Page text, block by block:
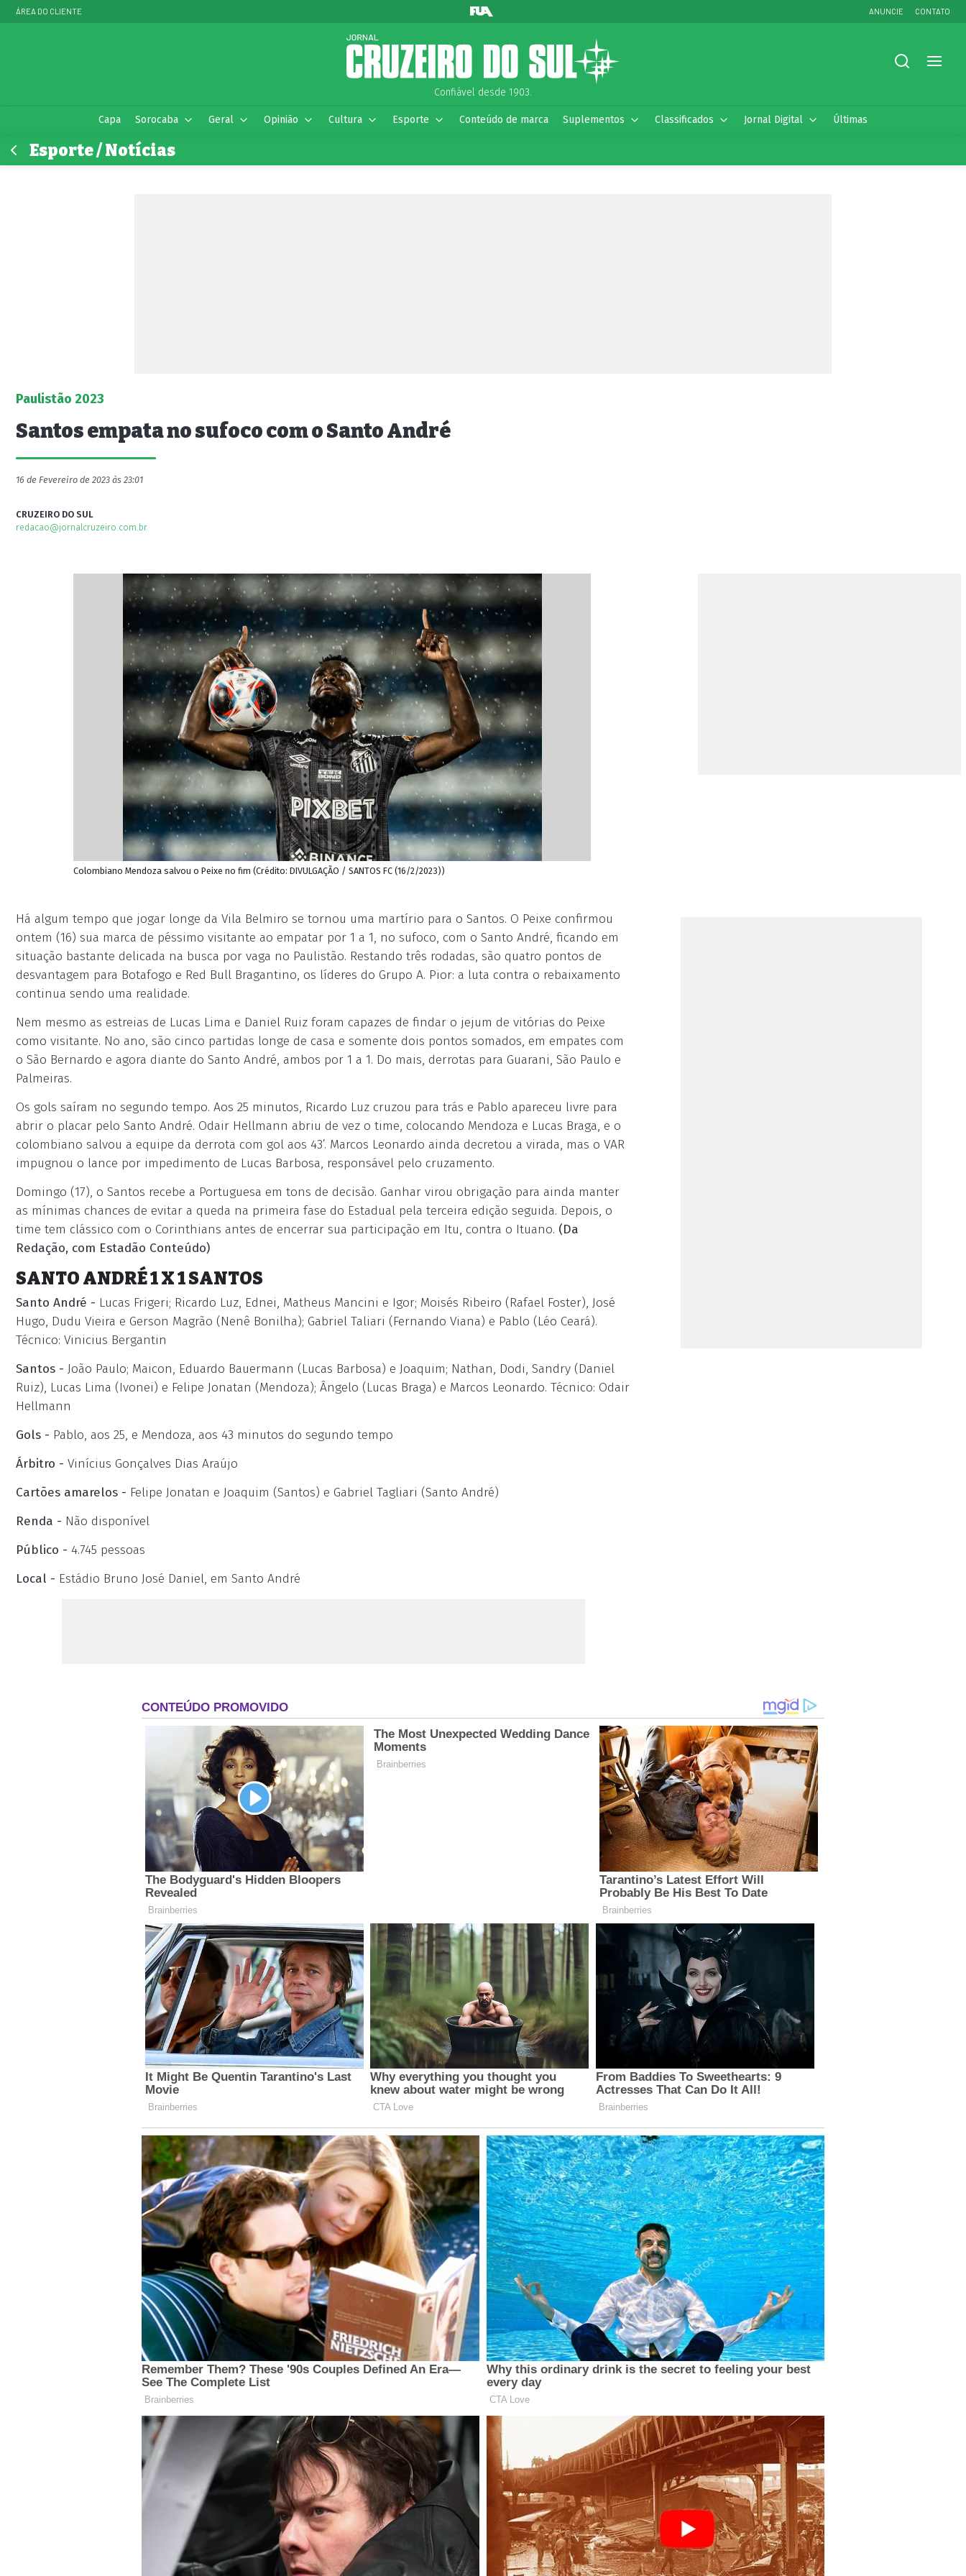
ÁREA DO CLIENTE ANUNCIE CONTATO
Confiável desde 1903.
Capa Sorocaba Geral Opinião Cultura Esporte Conteúdo de marca Suplementos Classificados Jornal Digital Últimas
Esporte / Notícias
Paulistão 2023
Santos empata no sufoco com o Santo André
16 de Fevereiro de 2023 às 23:01
CRUZEIRO DO SUL
redacao@jornalcruzeiro.com.br
Colombiano Mendoza salvou o Peixe no fim (Crédito: DIVULGAÇÃO / SANTOS FC (16/2/2023))
Há algum tempo que jogar longe da Vila Belmiro se tornou uma martírio para o Santos. O Peixe confirmou
ontem (16) sua marca de péssimo visitante ao empatar por 1 a 1, no sufoco, com o Santo André, ficando em
situação bastante delicada na busca por vaga no Paulistão. Restando três rodadas, são quatro pontos de
desvantagem para Botafogo e Red Bull Bragantino, os líderes do Grupo A. Pior: a luta contra o rebaixamento
continua sendo uma realidade.
Nem mesmo as estreias de Lucas Lima e Daniel Ruiz foram capazes de findar o jejum de vitórias do Peixe
como visitante. No ano, são cinco partidas longe de casa e somente dois pontos somados, em empates com
o São Bernardo e agora diante do Santo André, ambos por 1 a 1. Do mais, derrotas para Guarani, São Paulo e
Palmeiras.
Os gols saíram no segundo tempo. Aos 25 minutos, Ricardo Luz cruzou para trás e Pablo apareceu livre para
abrir o placar pelo Santo André. Odair Hellmann abriu de vez o time, colocando Mendoza e Lucas Braga, e o
colombiano salvou a equipe da derrota com gol aos 43’. Marcos Leonardo ainda decretou a virada, mas o VAR
impugnou o lance por impedimento de Lucas Barbosa, responsável pelo cruzamento.
Domingo (17), o Santos recebe a Portuguesa em tons de decisão. Ganhar virou obrigação para ainda manter
as mínimas chances de evitar a queda na primeira fase do Estadual pela terceira edição seguida. Depois, o
time tem clássico com o Corinthians antes de encerrar sua participação em Itu, contra o Ituano. (Da
Redação, com Estadão Conteúdo)
SANTO ANDRÉ 1 X 1 SANTOS
Santo André - Lucas Frigeri; Ricardo Luz, Ednei, Matheus Mancini e Igor; Moisés Ribeiro (Rafael Foster), José
Hugo, Dudu Vieira e Gerson Magrão (Nenê Bonilha); Gabriel Taliari (Fernando Viana) e Pablo (Léo Ceará).
Técnico: Vinicius Bergantin
Santos - João Paulo; Maicon, Eduardo Bauermann (Lucas Barbosa) e Joaquim; Nathan, Dodi, Sandry (Daniel
Ruiz), Lucas Lima (Ivonei) e Felipe Jonatan (Mendoza); Ângelo (Lucas Braga) e Marcos Leonardo. Técnico: Odair
Hellmann
Gols - Pablo, aos 25, e Mendoza, aos 43 minutos do segundo tempo
Árbitro - Vinícius Gonçalves Dias Araújo
Cartões amarelos - Felipe Jonatan e Joaquim (Santos) e Gabriel Tagliari (Santo André)
Renda - Não disponível
Público - 4.745 pessoas
Local - Estádio Bruno José Daniel, em Santo André